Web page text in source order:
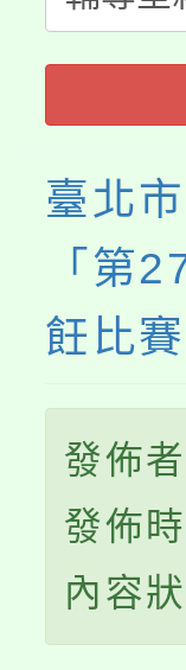
程
臺北
「第
飪比賽
發佈
發佈
內容